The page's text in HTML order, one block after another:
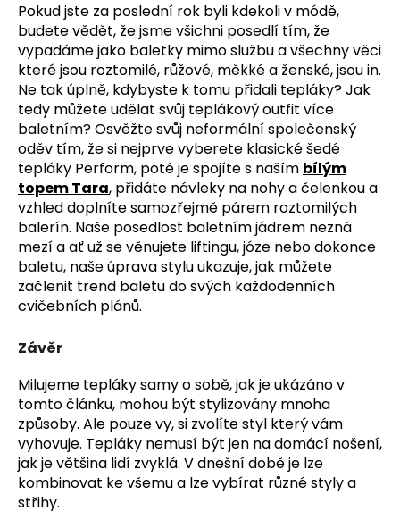
Pokud jste za poslední rok byli kdekoli v módě,
budete vědět, že jsme všichni posedlí tím, že
vypadáme jako baletky mimo službu a všechny věci
které jsou roztomilé, růžové, měkké a ženské, jsou in.
Ne tak úplně, kdybyste k tomu přidali tepláky? Jak
tedy můžete udělat svůj teplákový outfit více
baletním? Osvěžte svůj neformální společenský
oděv tím, že si nejprve vyberete klasické šedé
tepláky Perform, poté je spojíte s naším bílým
topem Tara, přidáte návleky na nohy a čelenkou a
vzhled doplníte samozřejmě párem roztomilých
balerín. Naše posedlost baletním jádrem nezná
mezí a ať už se věnujete liftingu, józe nebo dokonce
baletu, naše úprava stylu ukazuje, jak můžete
začlenit trend baletu do svých každodenních
cvičebních plánů.
Závěr
Milujeme tepláky samy o sobě, jak je ukázáno v
tomto článku, mohou být stylizovány mnoha
způsoby. Ale pouze vy, si zvolíte styl který vám
vyhovuje. Tepláky nemusí být jen na domácí nošení,
jak je většina lidí zvyklá. V dnešní době je lze
kombinovat ke všemu a lze vybírat různé styly a
střihy.